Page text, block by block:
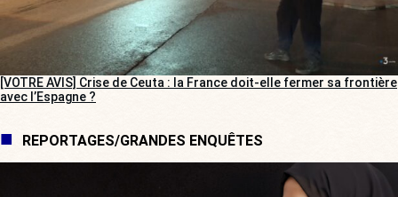
[VOTRE AVIS] Crise de Ceuta : la France doit-elle fermer sa frontière
avec l’Espagne ?
REPORTAGES/GRANDES ENQUÊTES